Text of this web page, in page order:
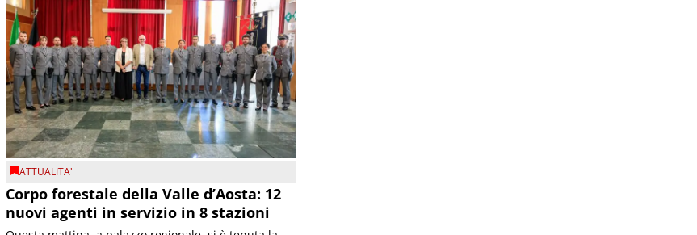
ATTUALITA'
Corpo forestale della Valle d’Aosta: 12
nuovi agenti in servizio in 8 stazioni